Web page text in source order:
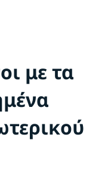
με τα